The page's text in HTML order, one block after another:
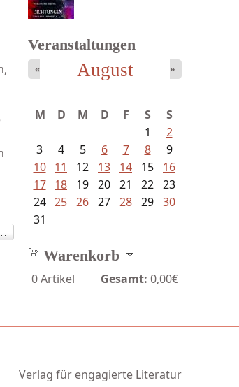
Dichtungen...
und...
Veranstaltungen
August
« »
M D M D F S
S
1
2
3
4 5 6 7 8
9
10
11 12 13 14 15
16
17
18 19 20 21 22 23
24 25 26 27 28 29 30
31
Warenkorb
0Artikel Gesamt: 0,00€
Verlag für engagierte Literatur